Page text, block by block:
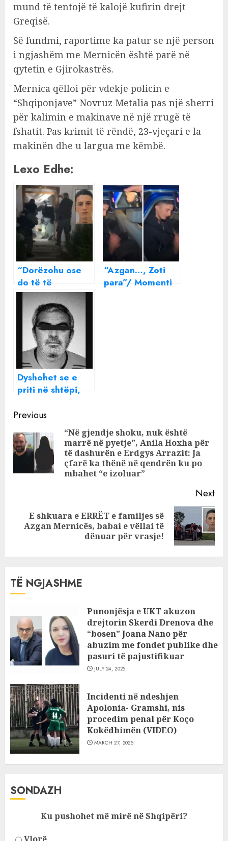
mund të tentojë të kalojë kufirin drejt
Greqisë.
Së fundmi, raportime ka patur se një person
i ngjashëm me Mernicën është parë në
qytetin e Gjirokastrës.
Mernica qëlloi për vdekje policin e
“Shqiponjave” Novruz Metalia pas një sherri
për kalimin e makinave në një rrugë të
fshatit. Pas krimit të rëndë, 23-vjeçari e la
makinën dhe u largua me këmbë.
Lexo Edhe:
“Dorëzohu ose
do të të
eliminojmë”/
RENEA e
paralajmëroi,
dalin detajet si u
arrestua vrasësi i
policit në Fier
“Azgan…, Zoti
para”/ Momenti
Dyshohet se e
priti në shtëpi,
vrasësi i 51-
vjeçarit shqiptar
në Greqi
Continue
Reading
Previous
“Në gjendje shoku, nuk është
marrë në pyetje”, Anila Hoxha për
të dashurën e Erdgys Arrazit: Ja
çfarë ka thënë në qendrën ku po
mbahet “e izoluar”
Next
Next
E shkuara e ERRËT e familjes së
Azgan Mernicës, babai e vëllai të
dënuar për vrasje!
TË NGJASHME
Punonjësja e UKT akuzon
drejtorin Skerdi Drenova dhe
“bosen” Joana Nano për
abuzim me fondet publike dhe
pasuri të pajustifikuar
JULY 24, 2025
Incidenti në ndeshjen
Apolonia- Gramshi, nis
procedim penal për Koço
Kokëdhimën (VIDEO)
MARCH 27, 2025
SONDAZH
Ku pushohet më mirë në Shqipëri?